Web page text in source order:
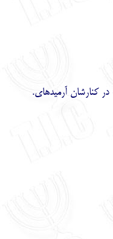
كنارشان آرميده‏اي.